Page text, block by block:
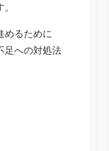
めるために
足への対処法